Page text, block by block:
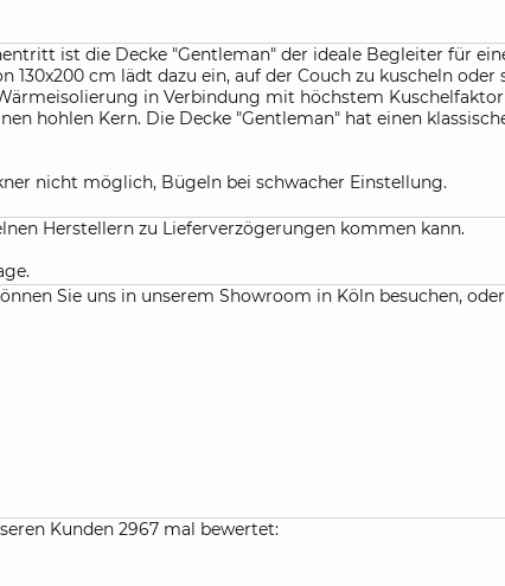
ist die Decke "Gentleman" der ideale Begleiter für
130x200 cm lädt dazu ein, auf der Couch zu kuscheln
in Verbindung mit höchstem
hohlen Kern. Die Decke "Gentleman" hat einen
nicht möglich, Bügeln bei schwacher Einstellung.
Herstellern zu Lieferverzögerungen kommen kann.
Sie uns in unserem Showroom in Köln besuchen,
Kunden 2967 mal bewertet: